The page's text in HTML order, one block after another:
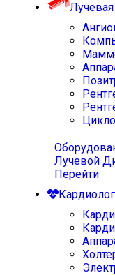
Лучевая
Лучевой
Перейти